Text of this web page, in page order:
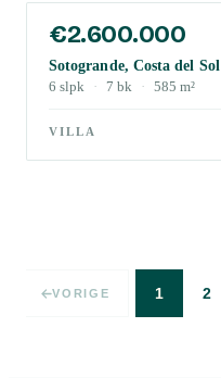
€2.600.000
Sotogrande, Costa del Sol
6 slpk · 7 bk · 585 m²
VILLA
VORIGE 1 2